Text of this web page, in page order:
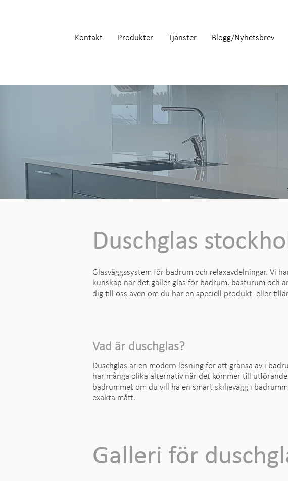
Kontakt Produkter Tjänster Blogg/Nyhetsbrev
Duschglas
Glasväggssystem för badrum och relaxavdelningar. Vi
kunskap när det gäller glas för badrum, basturum och
dig till oss även om du har en speciell produkt- eller
Vad är duschglas?
Duschglas är en modern lösning för att gränsa av i
har många olika alternativ när det kommer till utförande
badrummet om du vill ha en smart skiljevägg i
exakta mått.
Galleri för